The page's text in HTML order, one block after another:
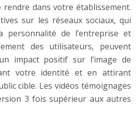
dans votre établissement.
sur les réseaux sociaux, qui
personnalité de l’entreprise et
des utilisateurs, peuvent
impact positif sur l’image de
votre identité et en attirant
cible. Les vidéos témoignages
3 fois supérieur aux autres